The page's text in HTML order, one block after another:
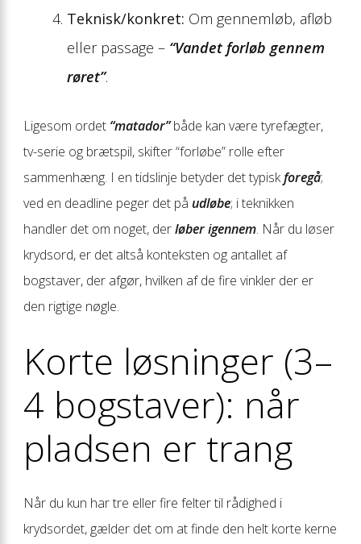
Teknisk/konkret: Om gennemløb, afløb
eller passage – “Vandet forløb gennem
røret”.
Ligesom ordet “matador”både kan være tyrefægter,
tv-serie og brætspil, skifter “forløbe” rolle efter
sammenhæng. I en tidslinje betyder det typiskforegå;
ved en deadline peger det på udløbe; i teknikken
handler det om noget, derløber igennem. Når du løser
krydsord, er det altså konteksten og antallet af
bogstaver, der afgør, hvilken af de fire vinkler der er
den rigtige nøgle.
Korte løsninger (3–
4 bogstaver): når
pladsen er trang
Når du kun har tre eller fire felter til rådighed i
krydsordet, gælder det om at finde den helt korte kerne